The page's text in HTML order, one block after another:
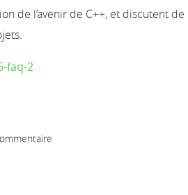
de l’avenir de C++, et discutent de
faq-2